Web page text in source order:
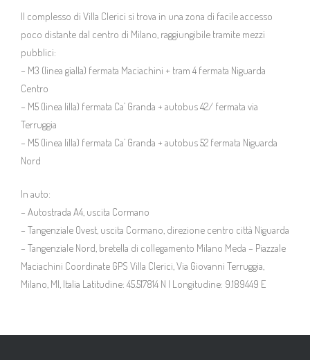
Come raggiungerci
Il complesso di Villa Clerici si trova in una zona di facile accesso
poco distante dal centro di Milano, raggiungibile tramite mezzi
pubblici:
– M3 (linea gialla) fermata Maciachini + tram 4 fermata Niguarda
Centro
– M5 (linea lilla) fermata Ca’ Granda + autobus 42/ fermata via
Terruggia
– M5 (linea lilla) fermata Ca’ Granda + autobus 52 fermata Niguarda
Nord
In auto:
– Autostrada A4, uscita Cormano
– Tangenziale Ovest, uscita Cormano, direzione centro città Niguarda
– Tangenziale Nord, bretella di collegamento Milano Meda – Piazzale
Maciachini Coordinate GPS Villa Clerici, Via Giovanni Terruggia,
Milano, MI, Italia Latitudine: 45.517814 N | Longitudine: 9.189449 E